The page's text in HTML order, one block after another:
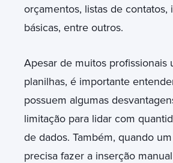
orçamentos, listas de contatos,
básicas, entre outros.
Apesar de muitos profissionais
planilhas, é importante
possuem algumas
limitação para lidar com
de dados. Também, quando
precisa fazer a inserção